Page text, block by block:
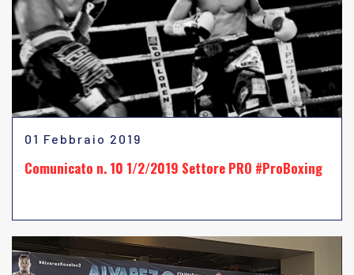
01 Febbraio 2019
Comunicato n. 10 1/2/2019 Settore PRO #ProBoxing